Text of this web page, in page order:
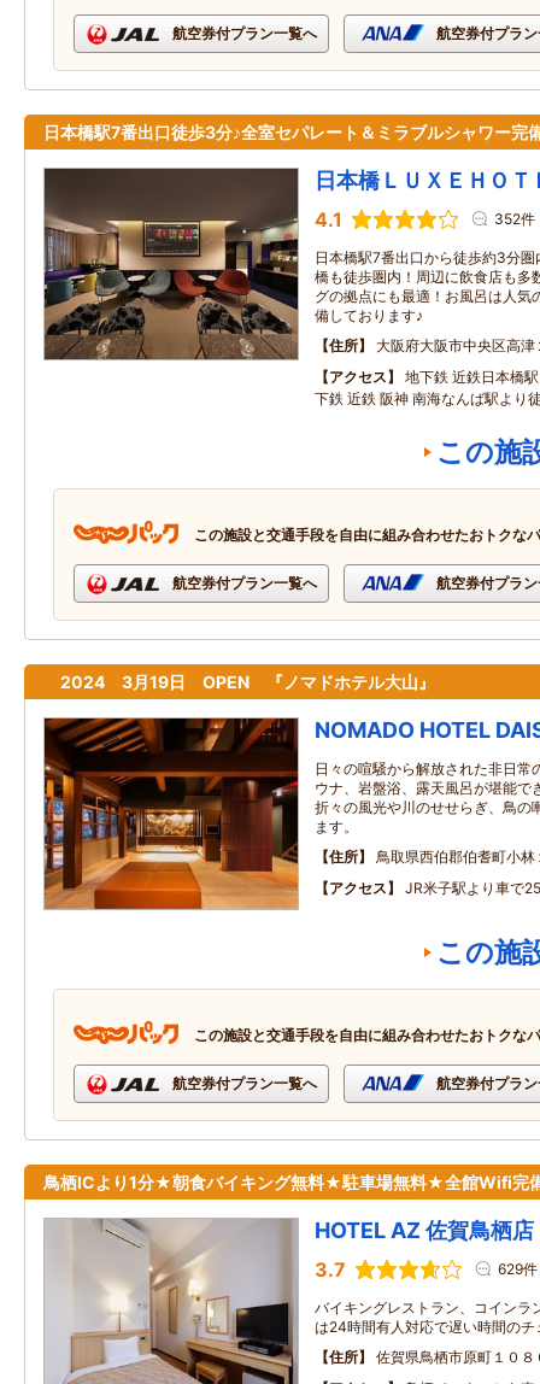
航空券付プラン一覧へ 航空券付プラ
日本橋駅7番出口徒歩3分♪全室セパレート＆ミラブルシャワー完
日本橋ＬＵＸＥＨＯＴ
4.1 352件
日本橋駅7番出口から徒歩約3分
橋も徒歩圏内！周辺に飲食店も多
グの拠点にも最適！お風呂は人気
備しております♪
住所
大阪府大阪市中央区高
アクセス
地下鉄 近鉄日本橋
下鉄 近鉄 阪神 南海なんば駅より
この施
この施設と交通手段を自由に組み合わせたおトクな
航空券付プラン一覧へ 航空券付プラ
2024 3月19日 OPEN 『ノマドホテル大山』
NOMADO HOTEL
日々の喧騒から解放された非日常
ウナ、岩盤浴、露天風呂が堪能で
折々の風光や川のせせらぎ、鳥の
ます。
住所
鳥取県西伯郡伯耆町小林
アクセス
JR米子駅より車で
この施
この施設と交通手段を自由に組み合わせたおトクな
航空券付プラン一覧へ 航空券付プラ
鳥栖ICより1分★朝食バイキング無料★駐車場無料★全館Wifi完
HOTEL AZ 佐賀鳥栖店
3.7 629件
バイキングレストラン、コインラ
は24時間有人対応で遅い時間の
住所
佐賀県鳥栖市原町１０８